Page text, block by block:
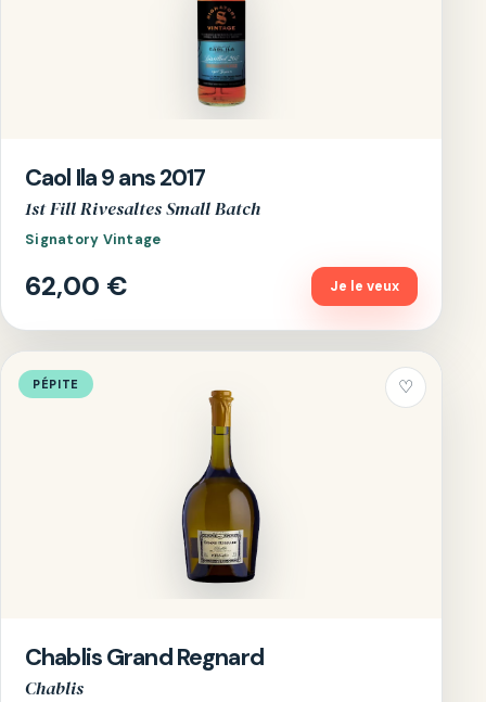
Caol Ila 9 ans 2017
1st Fill Rivesaltes Small Batch
Signatory Vintage
62,00 € Je le veux
PÉPITE ♡
Chablis Grand Regnard
Chablis